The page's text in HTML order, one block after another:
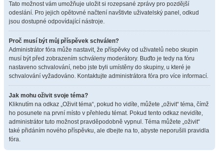
Tato možnost vám umožňuje uložit si rozepsané zprávy pro pozdější
odeslání. Pro jejich opětovné načtení navštivte uživatelský panel, odkud
jsou dostupné odpovídající nástroje.
Proč musí být můj příspěvek schválen?
Administrátor fóra může nastavit, že příspěvky od uživatelů nebo skupin
musí být před zobrazením schváleny moderátory. Buďto je tedy na fóru
nastaveno schvalování, nebo jste byli umístěny do skupiny, u které je
schvalování vyžadováno. Kontaktujte administrátora fóra pro více informací.
Jak mohu oživit svoje téma?
Kliknutím na odkaz „Oživit téma“, pokud ho vidíte, můžete „oživit“ téma, čímž
ho posunete na první místo v přehledu témat. Pokud tento odkaz nevidíte,
administrátor tuto možnost pravděpodobně vypnul. Téma můžete „oživit“
také přidáním nového příspěvku, ale dbejte na to, abyste neporušili pravidla
fóra.